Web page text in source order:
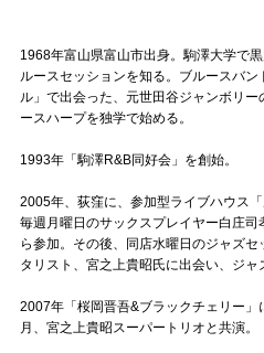
1968年富山県富山市出身。駒澤大学で
ルースセッションを知る。ブルースバ
ル」で出会った、元世田谷ジャンボリ
ースハープを独学で始める。
1993年「駒澤R&B同好会」を創始。
2005年、荻窪に、参加型ライブハウス
毎週月曜日のサックスプレイヤー白庄
ら参加。その後、同店水曜日のジャズ
タリスト、宮之上貴昭氏に出会い、ジャ
2007年「桜岡晋吾&ブラックチェリー
月、宮之上貴昭スーパートリオと共演。